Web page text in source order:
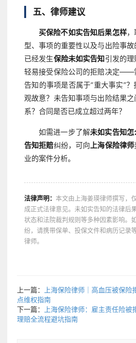
五、律师建议
买保险不如实告知后果怎样，
型、事项的重要性以及与出险事
已经发生保险未如实告知引发的
轻易接受保险公司的拒赔决定——
告知的事项是否属于“重大事实”
观故意？未告知事项与出险结果
系？合同是否已成立超过两年？
如需进一步了解未如实告知怎
告知拒赔纠纷，可向上海保险律师
业的案件分析。
法律声明： 本文由上海姜瑛律师撰写，
成正式法律意见。未如实告知的法律后
状态和法院裁判规则等多种因素影响。
纷，请携带保单、投保文件和病历记录
律师。
上一篇：
上海保险律师｜高血压被保险
点维权指南
下一篇：
上海保险律师：雇主责任险被
理赔全流程避坑指南